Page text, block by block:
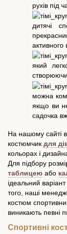
рухів під
дитячі
активного
який
створюючи
можна
якщо ви
садочка
На нашому сайті
костюмчик для
кольорах і
Для підбору
таблицею або
ідеальний
того, наші
костюм
виникають певні
Спортивні